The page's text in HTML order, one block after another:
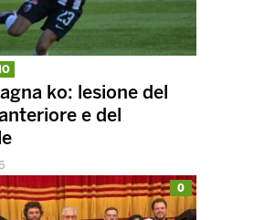
ko: lesione del
e del
0